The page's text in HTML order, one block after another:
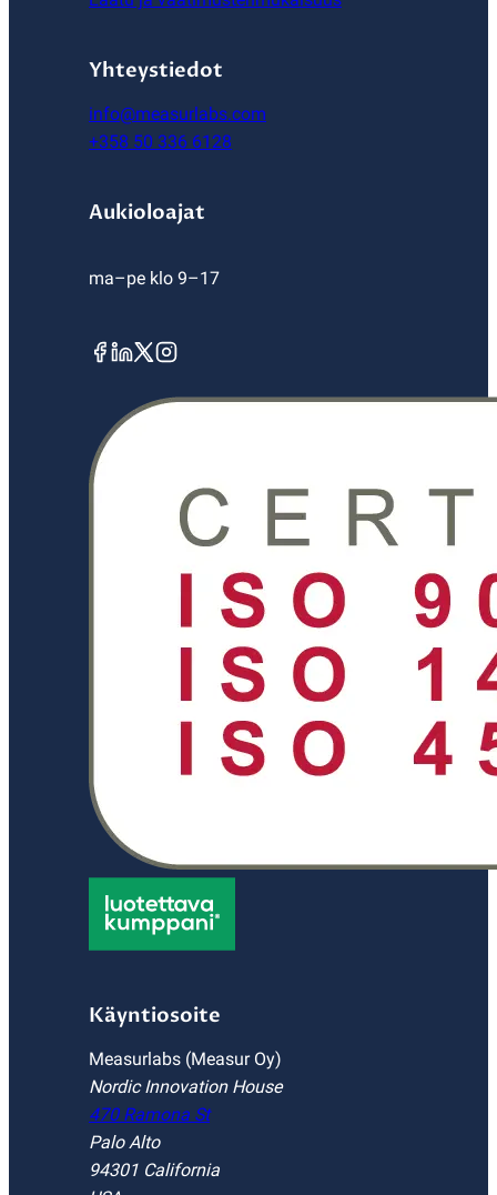
Yhteystiedot
info@measurlabs.com
+358 50 336 6128
Aukioloajat
ma–pe klo 9–17
Käyntiosoite
Measurlabs (Measur Oy)
Nordic Innovation House
470 Ramona St
Palo Alto
94301 California